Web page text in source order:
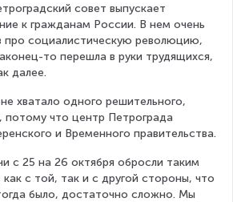
совет выпускает
к гражданам России. В нем очень
про социалистическую революцию,
то перешла в руки трудящихся,
далее.
хватало одного решительного,
что центр Петрограда
и Временного правительства.
с 25 на 26 октября обросли таким
как с той, так и с другой стороны, что
было, достаточно сложно. Мы